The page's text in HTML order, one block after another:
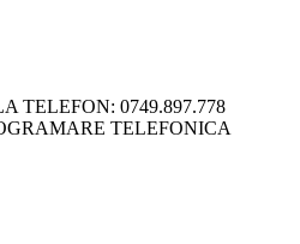
TELEFON: 0749.897.778
TELEFONICA